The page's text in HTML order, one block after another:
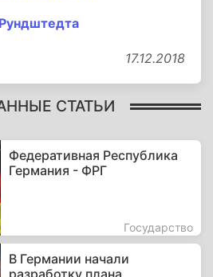
17.12.2018
СТАТЬИ
Федеративная Республика
Германия - ФРГ
Государство
В Германии начали
разработку плана